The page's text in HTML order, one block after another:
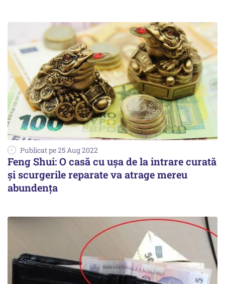
Publicat pe 25 Aug 2022
Feng Shui: O casă cu uşa de la intrare curată
şi scurgerile reparate va atrage mereu
abundenţa